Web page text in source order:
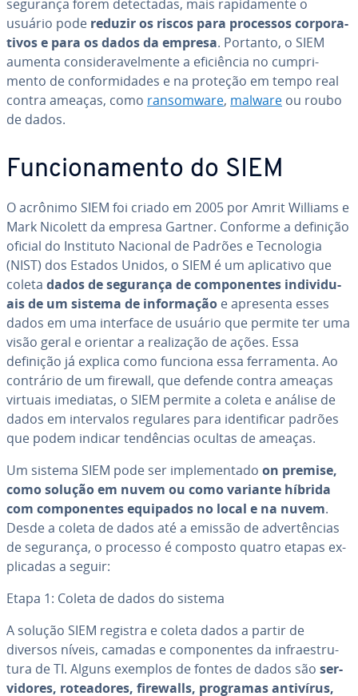
segurança forem de­tec­ta­das, mais ra­pi­da­mente o
usuário pode reduzir os riscos para processos cor­po­ra­
ti­vos e para os dados da empresa. Portanto, o SIEM
aumenta con­si­de­ra­vel­mente a efi­ci­ên­cia no cum­pri­
mento de con­for­mi­da­des e na proteção em tempo real
contra ameaças, como ran­somware, malware ou roubo
de dados.
Fun­ci­o­na­mento do SIEM
O acrônimo SIEM foi criado em 2005 por Amrit Williams e
Mark Nicolett da empresa Gartner. Conforme a definição
oficial do Instituto Nacional de Padrões e Tec­no­lo­gia
(NIST) dos Estados Unidos, o SIEM é um apli­ca­tivo que
coleta dados de segurança de com­po­nen­tes in­di­vi­du­
ais de um sistema de in­for­ma­ção e apresenta esses
dados em uma interface de usuário que permite ter uma
visão geral e orientar a re­a­li­za­ção de ações. Essa
definição já explica como funciona essa fer­ra­menta. Ao
contrário de um firewall, que defende contra ameaças
virtuais imediatas, o SIEM permite a coleta e análise de
dados em in­ter­va­los regulares para iden­ti­fi­car padrões
que podem indicar ten­dên­cias ocultas de ameaças.
Um sistema SIEM pode ser im­ple­men­tado on premise,
como solução em nuvem ou como variante híbrida
com com­po­nen­tes equipados no local e na nuvem.
Desde a coleta de dados até a emissão de ad­ver­tên­cias
de segurança, o processo é composto quatro etapas ex­
pli­ca­das a seguir:
Etapa 1: Coleta de dados do sistema
A solução SIEM registra e coleta dados a partir de
diversos níveis, camadas e com­po­nen­tes da in­fra­es­tru­
tura de TI. Alguns exemplos de fontes de dados são ser­
vi­do­res, ro­te­a­do­res, firewalls, programas antivírus,